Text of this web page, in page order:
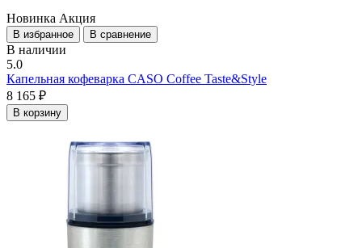
Новинка Акция
В избранное В сравнение
В наличии
5.0
Капельная кофеварка CASO Coffee Taste&Style
8 165 ₽
В корзину